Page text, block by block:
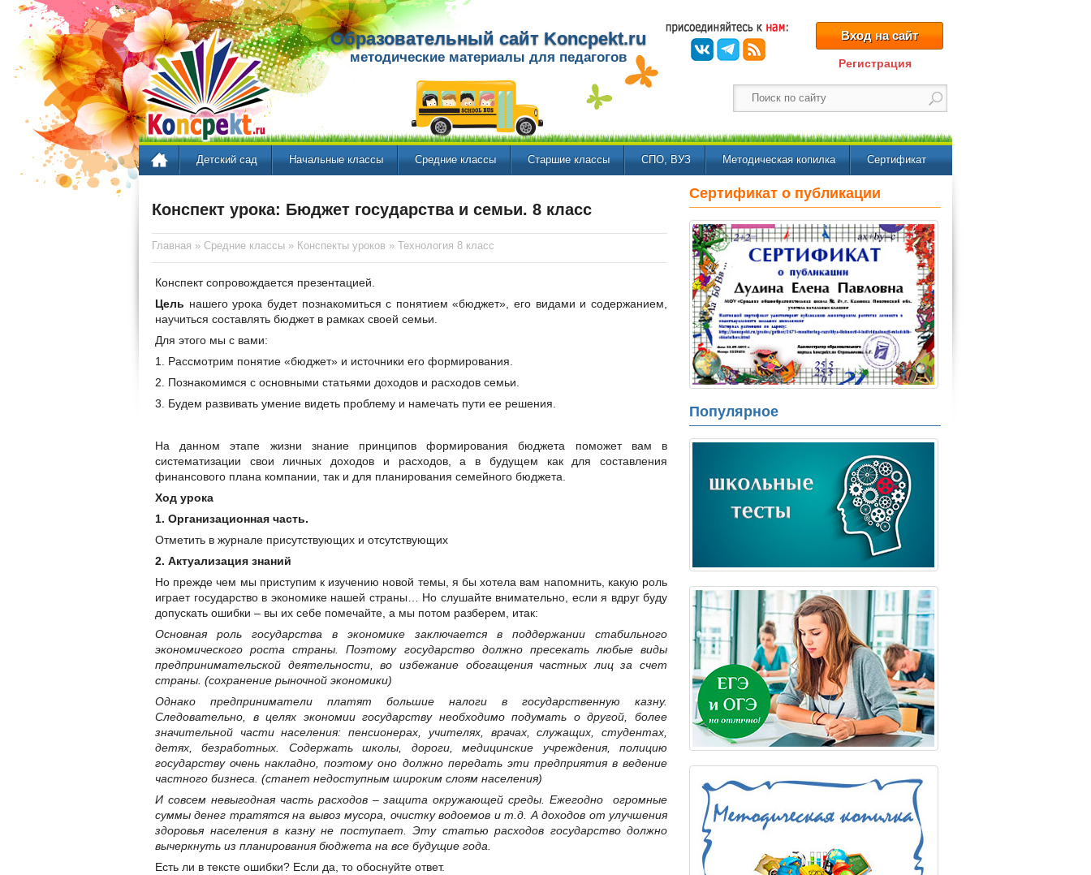
Образовательный сайт Koncpekt.ru
методические материалы для педагогов
Вход на сайт
Регистрация
Детский сад Начальные классы Средние классы Старшие классы СПО, ВУЗ Методическая копилка Сертификат
Конспект урока: Бюджет государства и семьи. 8 класс
Главная » Средние классы » Конспекты уроков » Технология 8 класс
Конспект сопровождается презентацией.
Цель нашего урока будет познакомиться с понятием «бюджет», его видами и содержанием,
научиться составлять бюджет в рамках своей семьи.
Для этого мы с вами:
1. Рассмотрим понятие «бюджет» и источники его формирования.
2. Познакомимся с основными статьями доходов и расходов семьи.
3. Будем развивать умение видеть проблему и намечать пути ее решения.
На данном этапе жизни знание принципов формирования бюджета поможет вам в
систематизации свои личных доходов и расходов, а в будущем как для составления
финансового плана компании, так и для планирования семейного бюджета.
Ход урока
1. Организационная часть.
Отметить в журнале присутствующих и отсутствующих
2. Актуализация знаний
Но прежде чем мы приступим к изучению новой темы, я бы хотела вам напомнить, какую роль
играет государство в экономике нашей страны… Но слушайте внимательно, если я вдруг буду
допускать ошибки – вы их себе помечайте, а мы потом разберем, итак:
Основная роль государства в экономике заключается в поддержании стабильного
экономического роста страны. Поэтому государство должно пресекать любые виды
предпринимательской деятельности, во избежание обогащения частных лиц за счет
страны. (сохранение рыночной экономики)
Однако предприниматели платят большие налоги в государственную казну.
Следовательно, в целях экономии государству необходимо подумать о другой, более
значительной части населения: пенсионерах, учителях, врачах, служащих, студентах,
детях, безработных. Содержать школы, дороги, медицинские учреждения, полицию
государству очень накладно, поэтому оно должно передать эти предприятия в ведение
частного бизнеса. (станет недоступным широким слоям населения)
И совсем невыгодная часть расходов – защита окружающей среды. Ежегодно огромные
суммы денег тратятся на вывоз мусора, очистку водоемов и т.д. А доходов от улучшения
здоровья населения в казну не поступает. Эту статью расходов государство должно
вычеркнуть из планирования бюджета на все будущие года.
Есть ли в тексте ошибки? Если да, то обоснуйте ответ.
Сертификат о публикации
Популярное